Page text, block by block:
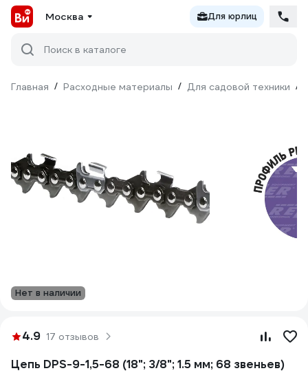
Москва Для юрлиц
Поиск в каталоге
Главная / Расходные материалы / Для садовой техники /
Нет в наличии
4.9 17 отзывов
Цепь DPS-9-1,5-68 (18"; 3/8"; 1.5 мм; 68 звеньев)